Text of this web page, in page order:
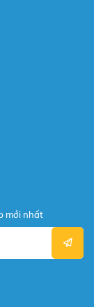
mới nhất